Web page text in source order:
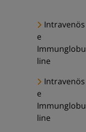
Intravenös
e
Immunglobu
line
Intravenös
e
Immunglobu
line